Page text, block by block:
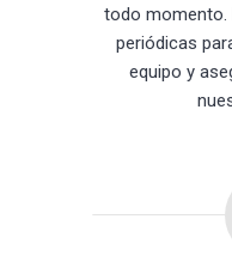
todo momento.
periódicas
equipo y